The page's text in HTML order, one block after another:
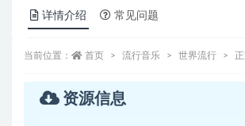
详情介绍 常见问题
当前位置： 首页 流行音乐 世界流行
资源信息